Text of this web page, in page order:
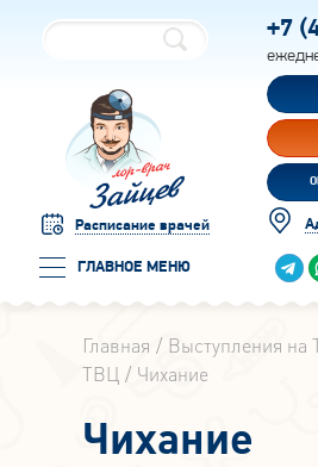
Расписание врачей
ГЛАВНОЕ МЕНЮ
+7
Главная Выступления на
ТВЦ
Чихание
Чихание